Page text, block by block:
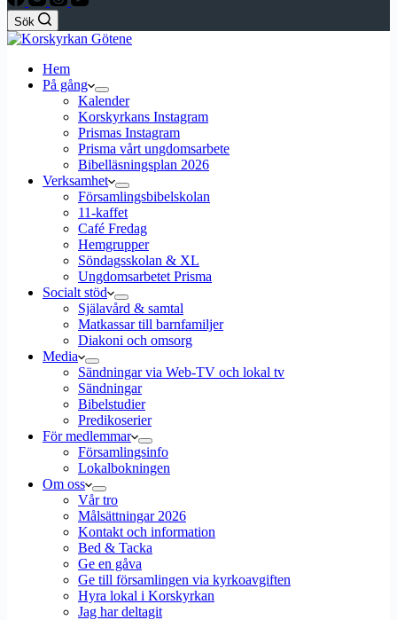
Sök
Hem
På gång
Kalender
Korskyrkans Instagram
Prismas Instagram
Prisma vårt ungdomsarbete
Bibelläsningsplan 2026
Verksamhet
Församlingsbibelskolan
11-kaffet
Café Fredag
Hemgrupper
Söndagsskolan & XL
Ungdomsarbetet Prisma
Socialt stöd
Själavård & samtal
Matkassar till barnfamiljer
Diakoni och omsorg
Media
Sändningar via Web-TV och lokal tv
Sändningar
Bibelstudier
Predikoserier
För medlemmar
Församlingsinfo
Lokalbokningen
Om oss
Vår tro
Målsättningar 2026
Kontakt och information
Bed & Tacka
Ge en gåva
Ge till församlingen via kyrkoavgiften
Hyra lokal i Korskyrkan
Jag har deltagit